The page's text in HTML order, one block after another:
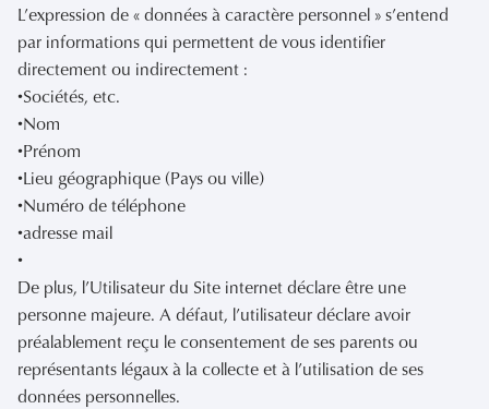
L’expression de « données à caractère personnel » s’entend
par informations qui permettent de vous identifier
directement ou indirectement :
•Sociétés, etc.
•Nom
•Prénom
•Lieu géographique (Pays ou ville)
•Numéro de téléphone
•adresse mail
•
De plus, l’Utilisateur du Site internet déclare être une
personne majeure. A défaut, l’utilisateur déclare avoir
préalablement reçu le consentement de ses parents ou
représentants légaux à la collecte et à l’utilisation de ses
données personnelles.